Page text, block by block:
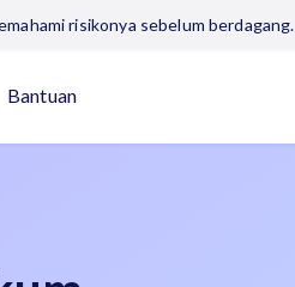
risikonya sebelum berdagang.
Bantuan